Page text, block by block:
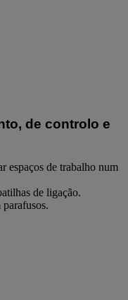
de controlo e
espaços de trabalho num
de ligação.